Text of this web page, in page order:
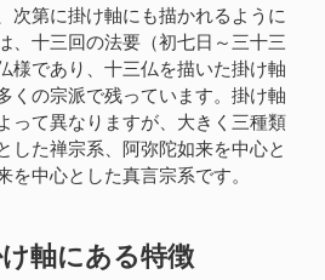
次第に掛け軸にも描かれるように
、十三回の法要（初七日～三十三
様であり、十三仏を描いた掛け軸
くの宗派で残っています。掛け軸
って異なりますが、大きく三種類
した禅宗系、阿弥陀如来を中心と
を中心とした真言宗系です。
軸にある特徴